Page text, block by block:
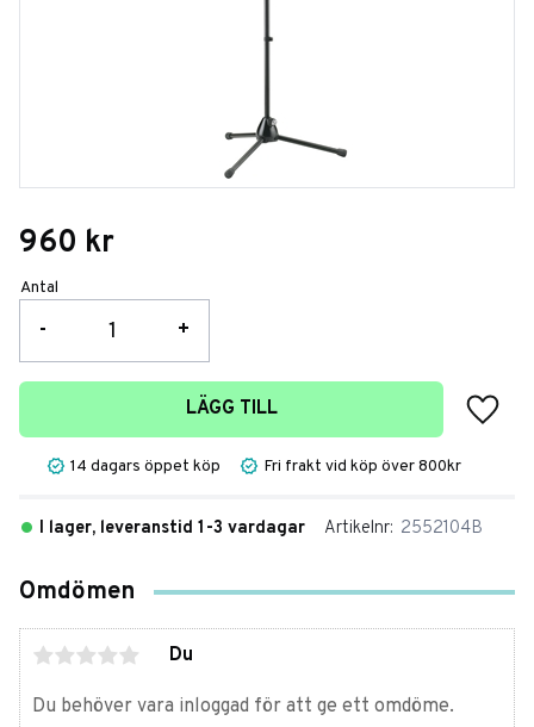
960 kr
Antal
+
-
LÄGG TILL
Lägg
14 dagars öppet köp Fri frakt vid köp över 800kr
I lager, leveranstid 1-3 vardagar Artikelnr 2552104B
Omdömen
Du